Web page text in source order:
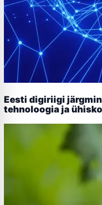
Eesti digiriigi
tehnoloogia ja